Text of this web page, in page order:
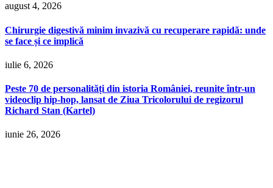
august 4, 2026
Chirurgie digestivă minim invazivă cu recuperare rapidă: unde
se face și ce implică
iulie 6, 2026
Peste 70 de personalități din istoria României, reunite într-un
videoclip hip-hop, lansat de Ziua Tricolorului de regizorul
Richard Stan (Kartel)
iunie 26, 2026